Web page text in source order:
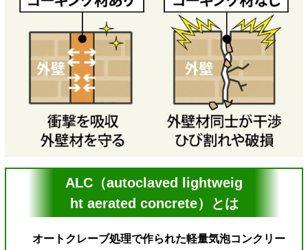
ALC（autoclaved lightweig
ht aerated concrete）とは
オートクレーブ処理で作られた軽量気泡コンクリー